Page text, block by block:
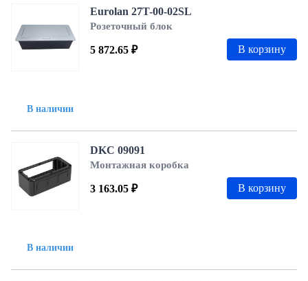
В наличии
Eurolan 27T-00-02SL
Розеточный блок
5 872.65 ₽ В корзину
В наличии
DKC 09091
Монтажная коробка
3 163.05 ₽ В корзину